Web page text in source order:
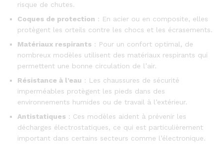
risque de chutes.
Coques de protection : En acier ou en composite, elles
protègent les orteils contre les chocs et les écrasements.
Matériaux respirants : Pour un confort optimal, de
nombreux modèles utilisent des matériaux respirants qui
permettent une bonne circulation de l’air.
Résistance à l’eau : Les chaussures de sécurité
imperméables protègent les pieds dans des
environnements humides ou de travail à l’extérieur.
Antistatiques : Ces modèles aident à prévenir les
décharges électrostatiques, ce qui est particulièrement
important dans certains secteurs comme l’électronique.